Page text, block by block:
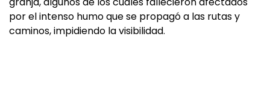
por el intenso humo que se propagó a las rutas y
caminos, impidiendo la visibilidad.